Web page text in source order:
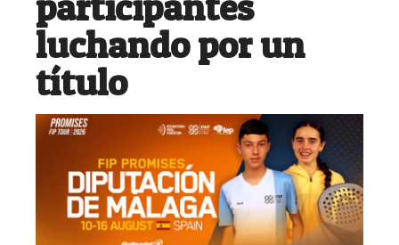
luchando por un
título